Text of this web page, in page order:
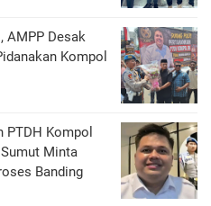
AMPP Desak
Kompol
PTDH Kompol
Minta
Banding